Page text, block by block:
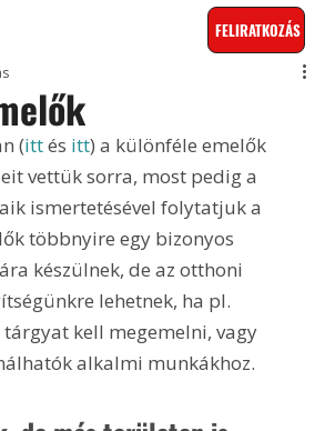
FELIRATKOZÁS
(itt és itt) a különféle emelők
vettük sorra, most pedig a
ismertetésével folytatjuk a
többnyire egy bizonyos
készülnek, de az otthoni
lehetnek, ha pl.
kell megemelni, vagy
alkalmi munkákhoz.